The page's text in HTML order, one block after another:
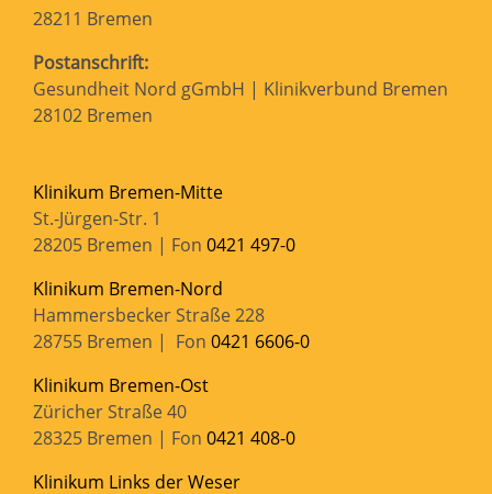
28211 Bremen
Postanschrift:
Gesundheit Nord gGmbH | Klinikverbund Bremen
28102 Bremen
Klinikum Bremen-Mitte
St.-Jürgen-Str. 1
28205 Bremen | Fon 0421 497-0
Klinikum Bremen-Nord
Hammersbecker Straße 228
28755 Bremen | Fon 0421 6606-0
Klinikum Bremen-Ost
Züricher Straße 40
28325 Bremen | Fon 0421 408-0
Klinikum Links der Weser